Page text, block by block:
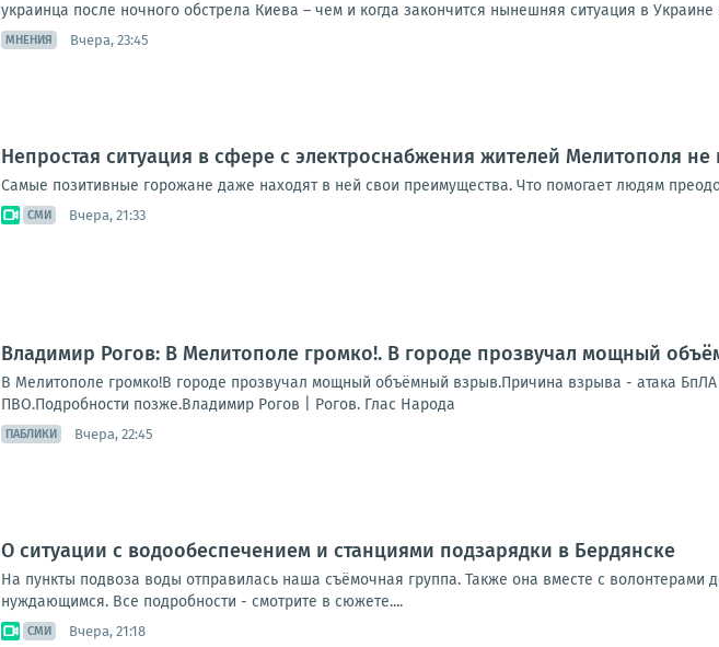
украинца после ночного обстрела Киева – чем и когда закончится нынешняя ситуация в
МНЕНИЯ Вчера, 23:45
Непростая ситуация в сфере с электроснабжения жителей Мелитополя не
Самые позитивные горожане даже находят в ней свои преимущества. Что помогает людям
СМИ Вчера, 21:33
Владимир Рогов: В Мелитополе громко!. В городе прозвучал мощный
В Мелитополе громко!В городе прозвучал мощный объёмный взрыв.Причина взрыва - атака
ПВО.Подробности позже.Владимир Рогов | Рогов. Глас Народа
ПАБЛИКИ Вчера, 22:45
О ситуации с водообеспечением и станциями подзарядки в Бердянске
На пункты подвоза воды отправилась наша съёмочная группа. Также она вместе с волонтерами
нуждающимся. Все подробности - смотрите в сюжете....
СМИ Вчера, 21:18